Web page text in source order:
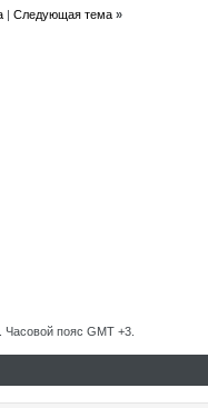
| Следующая тема »
. Часовой пояс GMT +3.